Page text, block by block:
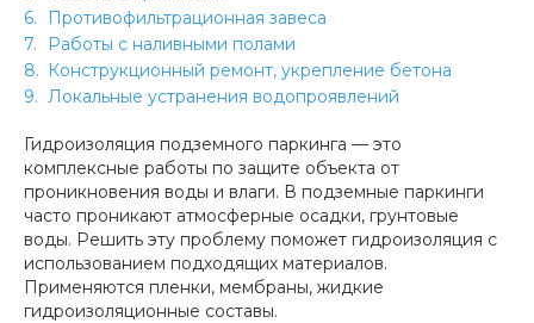
Противофильтрационная завеса
Работы с наливными полами
Конструкционный ремонт, укрепление бетона
Локальные устранения водопроявлений
Гидроизоляция подземного паркинга — это
комплексные работы по защите объекта от
проникновения воды и влаги. В подземные паркинги
часто проникают атмосферные осадки, грунтовые
воды. Решить эту проблему поможет гидроизоляция с
использованием подходящих материалов.
Применяются пленки, мембраны, жидкие
гидроизоляционные составы.